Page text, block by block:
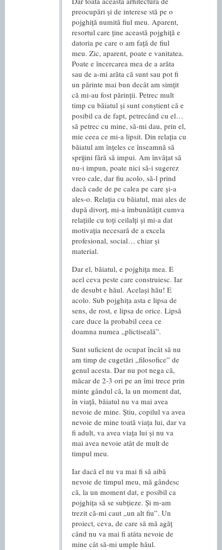
preocupări și de interese stă pe o
pojghiță numită fiul meu. Aparent,
resortul care ține această pojghiță e
datoria pe care o am față de fiul
meu. Zic, aparent, poate e vanitatea.
Poate e încercarea mea de a arăta
sau de a-mi arăta că sunt sau pot fi
un părinte mai bun decât am simțit
că mi-au fost părinții. Petrec mult
timp cu băiatul și sunt conștient că e
posibil ca de fapt, petrecând cu el…
să petrec cu mine, să-mi dau, prin el,
mie ceea ce mi-a lipsit. Din relația cu
băiatul am înțeles ce înseamnă să
sprijini fără să impui. Am învățat să
nu-i impun, poate nici să-i sugerez
vreo cale, dar fiu acolo, să-l prind
dacă cade de pe calea pe care și-a
ales-o. Relația cu băiatul, mai ales de
după divorț, mi-a îmbunătățit cumva
relațiile cu toți ceilalți și mi-a dat
motivația necesară de a excela
profesional, social… chiar și
material.
Dar el, băiatul, e pojghița mea. E
acel ceva peste care construiesc. Iar
de desubt e hăul. Același hău! E
acolo. Sub pojghița asta e lipsa de
sens, de rost, e lipsa de orice. Lipsă
care duce la probabil ceea ce
doamna numea „plictiseală”.
Sunt suficient de ocupat încât să nu
am timp de cugetări „filosofice” de
genul acesta. Dar nu pot nega că,
măcar de 2-3 ori pe an îmi trece prin
minte gândul că, la un moment dat,
în viață, băiatul nu va mai avea
nevoie de mine. Știu, copilul va avea
nevoie de mine toată viața lui, dar va
fi adult, va avea viața lui și nu va
mai avea nevoie atât de mult de
timpul meu.
Iar dacă el nu va mai fi să aibă
nevoie de timpul meu, mă gândesc
că, la un moment dat, e posibil ca
pojghița să se subțieze. Și m-am
trezit că-mi caut „un alt fiu”. Un
proiect, ceva, de care să mă agăț
când nu va mai fi atâta nevoie de
mine cât să-mi umple hăul.